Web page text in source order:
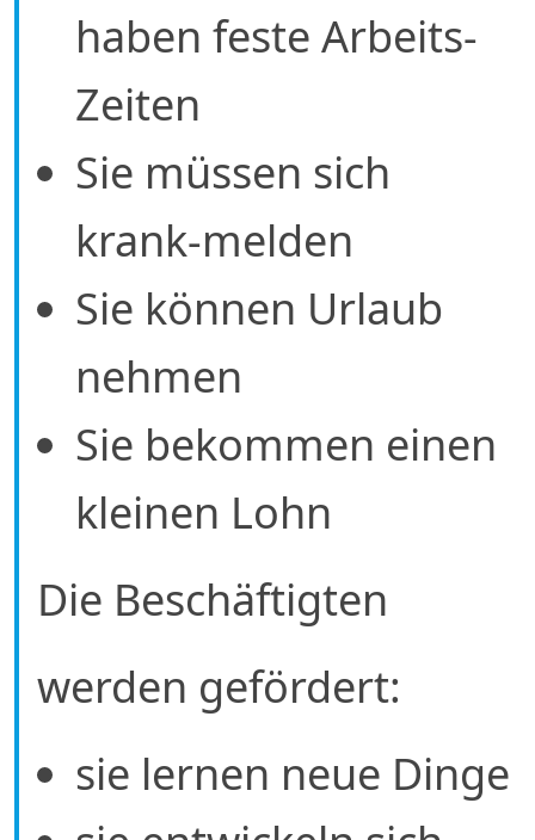
haben feste Arbeits-
Zeiten
Sie müssen sich
krank-melden
Sie können Urlaub
nehmen
Sie bekommen einen
kleinen Lohn
Die Beschäftigten
werden gefördert:
sie lernen neue Dinge